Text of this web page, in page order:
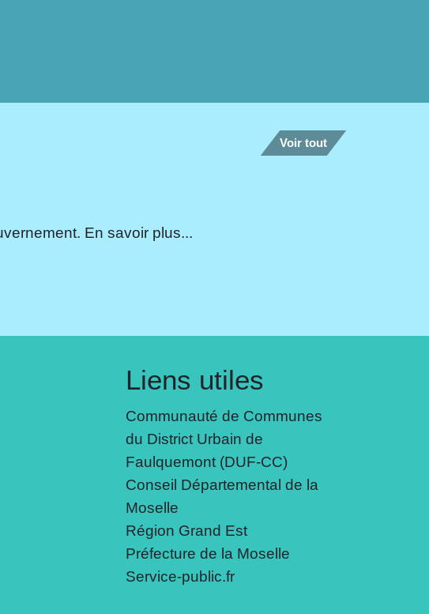
Voir tout
En savoir plus...
Liens utiles
Communauté de Communes
du District Urbain de
Faulquemont (DUF-CC)
Conseil Départemental de la
Moselle
Région Grand Est
Préfecture de la Moselle
Service-public.fr